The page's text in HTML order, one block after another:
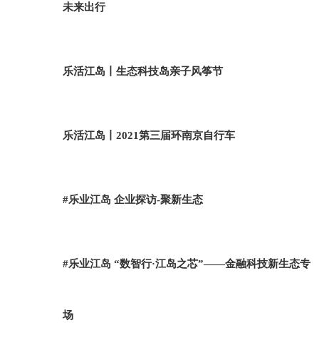
未来出行
乐活江岛丨生态科技岛亲子风筝节
乐活江岛丨2021第三届环南京自行车
#乐业江岛 企业探访-聚新生态
#乐业江岛 “数智行·江岛之芯”——金融科技新生态专
场